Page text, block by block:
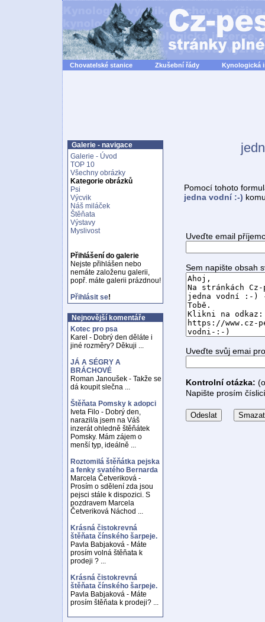
Chovatelské stanice Zkušební řády Kynologická
Galerie - navigace
Galerie - Úvod
TOP 10
Všechny obrázky
Kategorie obrázků
Psi
Výcvik
Náš miláček
Štěňata
Výstavy
Myslivost
Přihlášení do galerie
Nejste přihlášen nebo
nemáte založenu galerii,
popř. máte galerii prázdnou!
Přihlásit se!
Nejnovější komentáře
Kotec pro psa
Karel - Dobrý den děláte i
jiné rozměry? Děkuji ...
JÁ A SÉGRY A
BRÁCHOVÉ
Roman Janoušek - Takže se
dá koupit slečna ...
Štěňata Pomsky k adopci
Iveta Filo - Dobrý den,
narazil/a jsem na Váš
inzerát ohledně štěňátek
Pomsky. Mám zájem o
menší typ, ideálně ...
Roztomilá štěňátka pejska
a fenky svatého Bernarda
Marcela Četveriková -
Prosím o sdělení zda jsou
pejsci stále k dispozici. S
pozdravem Marcela
Četveriková Náchod ...
Krásná čistokrevná
štěňata čínského šarpeje.
Pavla Babjaková - Máte
prosím volná štěňata k
prodeji ? ...
Krásná čistokrevná
štěňata čínského šarpeje.
Pavla Babjaková - Máte
prosím štěňata k prodeji? ...
Pomocí tohoto
jedna vodní :-)
Uveďte email
Sem napište obsah
Uveďte svůj emai
Kontrolní otázka:
Napište prosím